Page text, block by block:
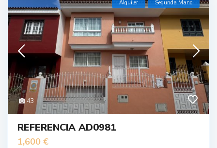
43
Alquiler Segunda Mano
REFERENCIA AD0981
1,600 €